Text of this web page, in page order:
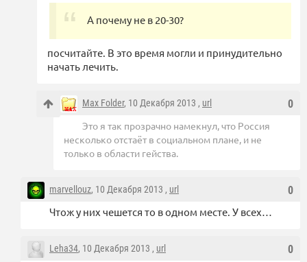
А почему не в 20-30?
посчитайте. В это время могли и принудительно
начать лечить.
0
Max Folder, 10 Декабря 2013 , url
Это я так прозрачно намекнул, что Россия
несколько отстаёт в социальном плане, и не
только в области гейства.
0
marvellouz, 10 Декабря 2013 , url
Чтож у них чешется то в одном месте. У всех…
0
Leha34, 10 Декабря 2013 , url